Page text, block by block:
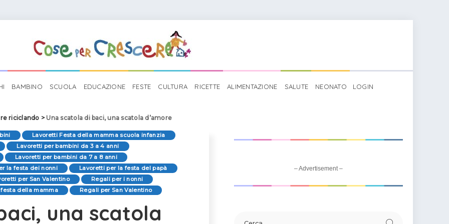
BAMBINO SCUOLA EDUCAZIONE FESTE CULTURA RICETTE ALIMENTAZIONE SALUTE NEONATO LOGIN
riciclando >Una scatola di baci, una scatola d’amore
Lavoretti Festa della mamma scuola infanzia
Lavoretti per bambini da 3 a 4 anni
Lavoretti per bambini da 7 a 8 anni
la festa dei nonni
Lavoretti per la festa del papà
per San Valentino
Regali per i nonni
della mamma Regali per San Valentino
una scatola
– Advertisement –